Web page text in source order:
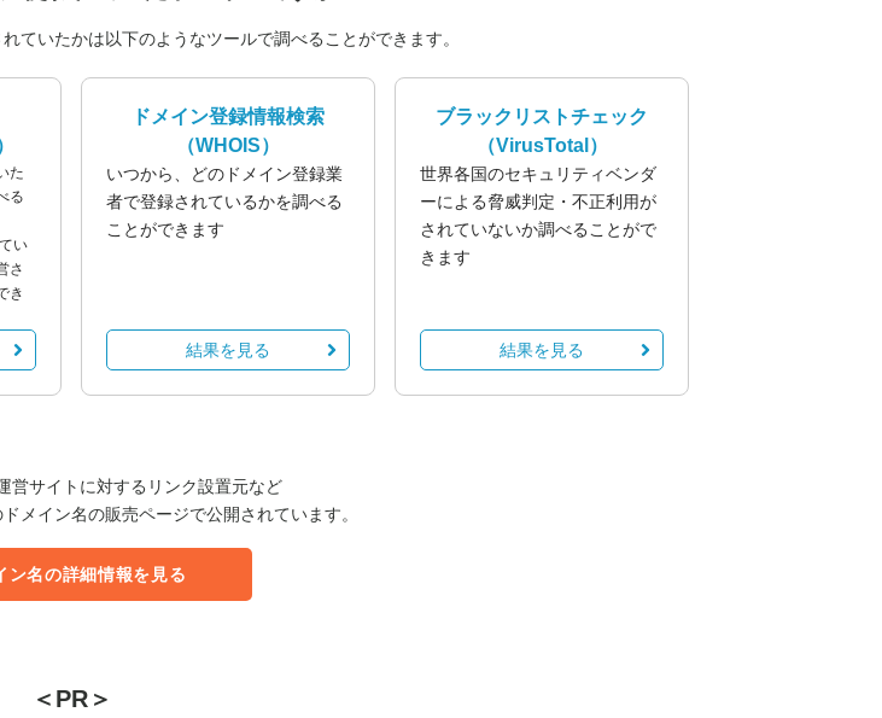
ていたかは以下のようなツールで調べることができます。
た
る
い
さ
き
ドメイン登録情報検索
（WHOIS）
いつから、どのドメイン登録業
者で登録されているかを調べる
ことができます
結果を見る
ブラックリストチェック
（VirusTotal）
世界各国のセキュリティベンダ
ーによる脅威判定・不正利用が
されていないか調べることがで
きます
結果を見る
営サイトに対するリンク設置元など
メイン名の販売ページで公開されています。
ン名の詳細情報を見る
＜PR＞